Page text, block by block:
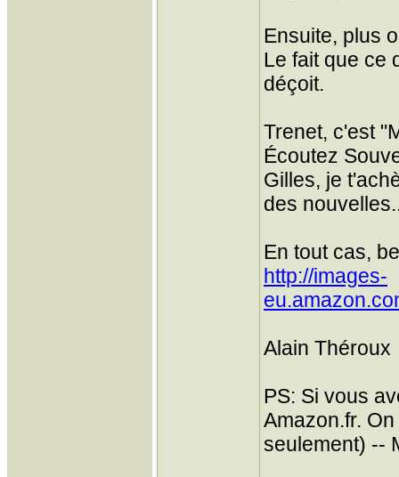
Ensuite, plus
Le fait que ce
déçoit.
Trenet, c'est
Écoutez
Gilles, je
des
En tout cas,
http://images-
Alain Théroux
PS: Si vous
Amazon.fr.
seulement) --